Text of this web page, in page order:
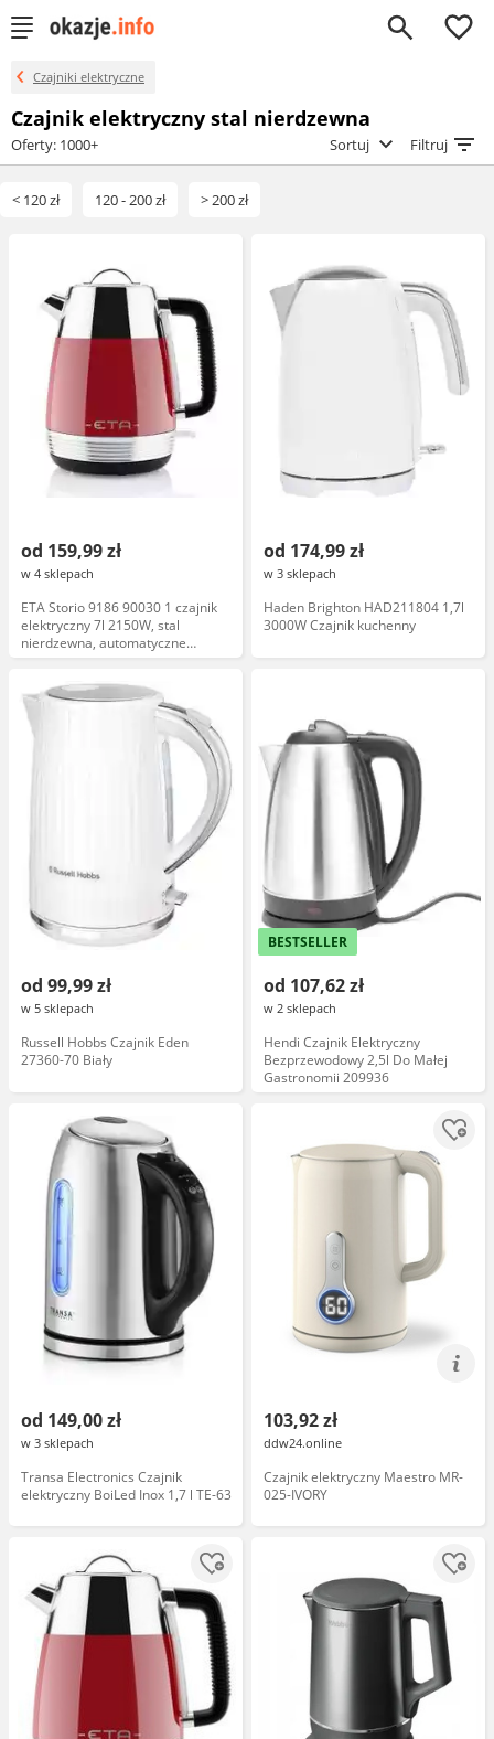
0
Czajniki elektryczne
Czajnik elektryczny stal nierdzewna
Oferty: 1000+ Sortuj Filtruj
< 120 zł 120 - 200 zł > 200 zł
od 159,99 zł
w 4 sklepach
ETA Storio 9186 90030 1 czajnik
elektryczny 7l 2150W, stal
nierdzewna, automatyczne
wyłączanie, podświetlenie, marka
od 174,99 zł
w 3 sklepach
Haden Brighton HAD211804 1,7l
3000W Czajnik kuchenny
od 99,99 zł
w 5 sklepach
Russell Hobbs Czajnik Eden
27360-70 Biały
BESTSELLER
od 107,62 zł
w 2 sklepach
Hendi Czajnik Elektryczny
Bezprzewodowy 2,5l Do Małej
Gastronomii 209936
od 149,00 zł
w 3 sklepach
Transa Electronics Czajnik
elektryczny BoiLed Inox 1,7 l TE-63
103,92 zł
ddw24.online
Czajnik elektryczny Maestro MR-
025-IVORY